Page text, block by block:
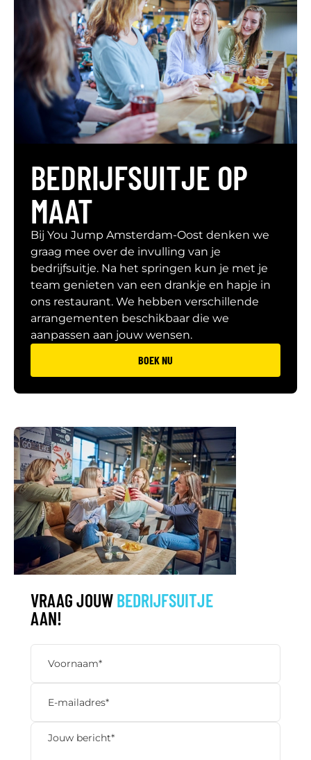
BEDRIJFSUITJE OP
MAAT
Bij You Jump Amsterdam-Oost denken we
graag mee over de invulling van je
bedrijfsuitje. Na het springen kun je met je
team genieten van een drankje en hapje in
ons restaurant. We hebben verschillende
arrangementen beschikbaar die we
aanpassen aan jouw wensen.
BOEK NU
VRAAG JOUWBEDRIJFSUITJE
AAN!